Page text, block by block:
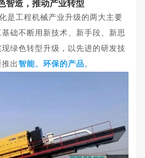
智造，推动产业转型
是工程机械产业升级的两大主要
础不断用新技术、新手段、新思
绿色转型升级，以先进的研发技
出智能、 环保的产品。